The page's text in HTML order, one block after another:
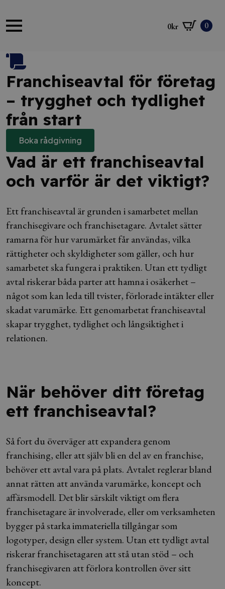
0kr 0
Franchiseavtal för företag
– trygghet och tydlighet
från start
Boka rådgivning
Vad är ett franchiseavtal
och varför är det viktigt?
Ett franchiseavtal är grunden i samarbetet mellan
franchisegivare och franchisetagare. Avtalet sätter
ramarna för hur varumärket får användas, vilka
rättigheter och skyldigheter som gäller, och hur
samarbetet ska fungera i praktiken. Utan ett tydligt
avtal riskerar båda parter att hamna i osäkerhet –
något som kan leda till tvister, förlorade intäkter eller
skadat varumärke. Ett genomarbetat franchiseavtal
skapar trygghet, tydlighet och långsiktighet i
relationen.
När behöver ditt företag
ett franchiseavtal?
Så fort du överväger att expandera genom
franchising, eller att själv bli en del av en franchise,
behöver ett avtal vara på plats. Avtalet reglerar bland
annat rätten att använda varumärke, koncept och
affärsmodell. Det blir särskilt viktigt om flera
franchisetagare är involverade, eller om verksamheten
bygger på starka immateriella tillgångar som
logotyper, design eller system. Utan ett tydligt avtal
riskerar franchisetagaren att stå utan stöd – och
franchisegivaren att förlora kontrollen över sitt
koncept.